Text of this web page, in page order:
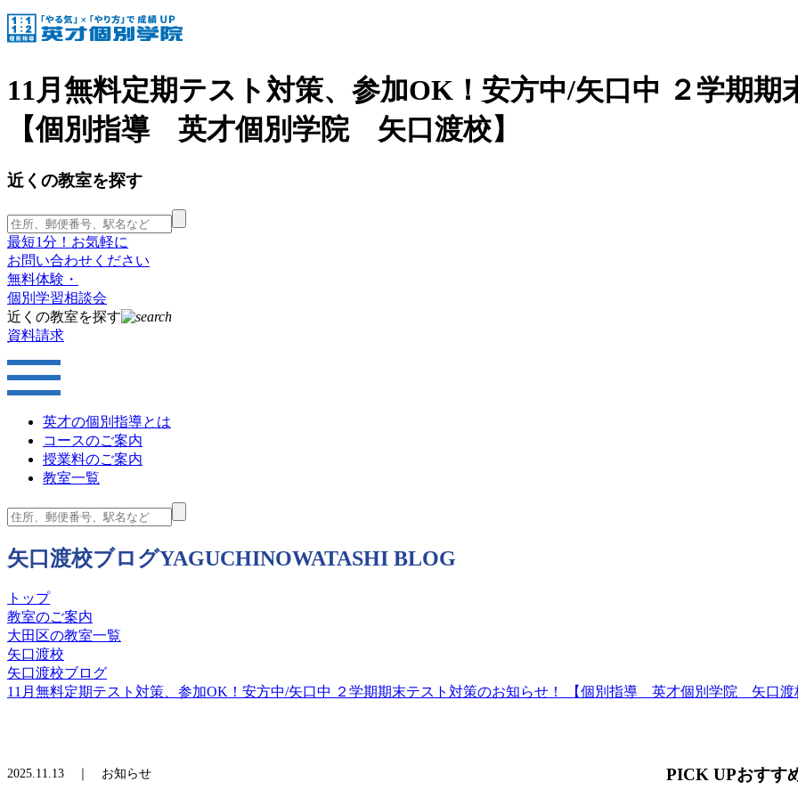
11月無料定期テスト対策、参加OK！安方中/矢口中 ２学期期
【個別指導 英才個別学院 矢口渡校】
近くの教室を探す
最短1分！お気軽に
お問い合わせください
無料体験・
個別学習相談会
近くの教室を探す
資料請求
英才の個別指導とは
コースのご案内
授業料のご案内
教室一覧
矢口渡校ブログYAGUCHINOWATASHI BLOG
トップ
教室のご案内
大田区の教室一覧
矢口渡校
矢口渡校ブログ
11月無料定期テスト対策、参加OK！安方中/矢口中 ２学期期末テスト対策のお知らせ！ 【個別指導 英才個別学院 矢口渡
2025.11.13 ｜ お知らせ PICK UPおすす